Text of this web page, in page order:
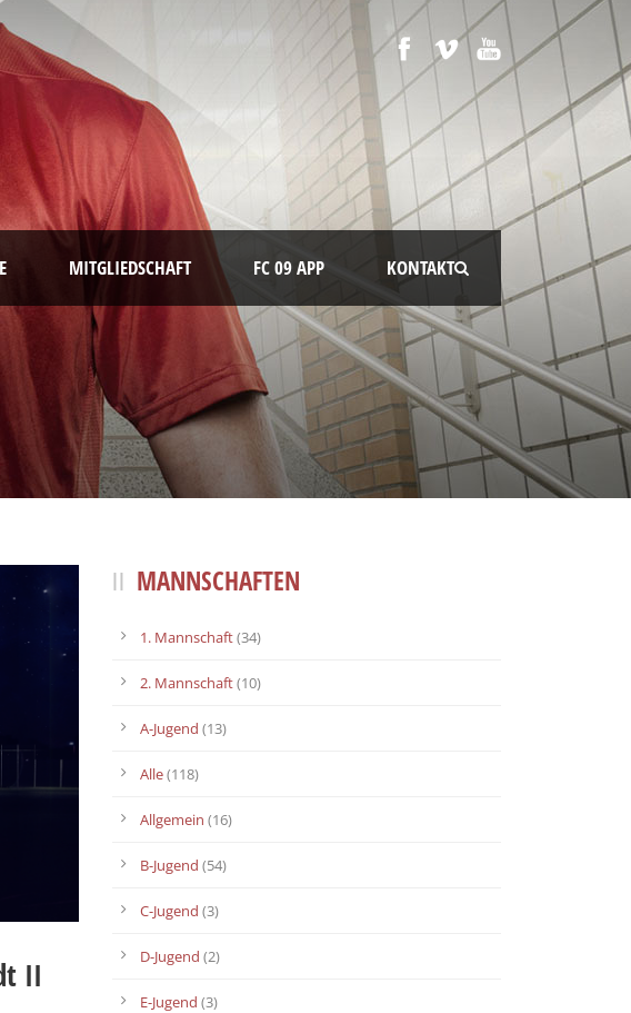
MITGLIEDSCHAFT FC 09 APP KONTAKT
II
MANNSCHAFTEN
1. Mannschaft(34)
2. Mannschaft(10)
A-Jugend (13)
Alle(118)
Allgemein (16)
B-Jugend (54)
C-Jugend (3)
D-Jugend (2)
E-Jugend (3)